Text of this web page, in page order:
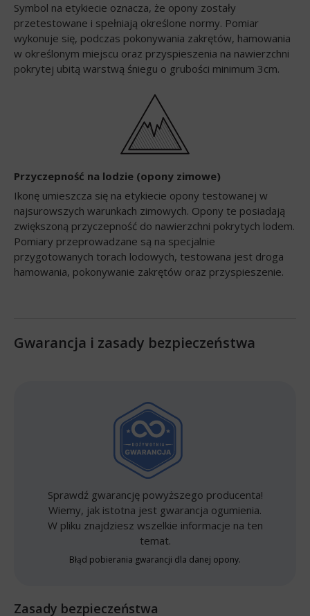
Symbol na etykiecie oznacza, że opony zostały
przetestowane i spełniają określone normy. Pomiar
wykonuje się, podczas pokonywania zakrętów, hamowania
w określonym miejscu oraz przyspieszenia na nawierzchni
pokrytej ubitą warstwą śniegu o grubości minimum 3cm.
Przyczepność na lodzie (opony zimowe)
Ikonę umieszcza się na etykiecie opony testowanej w
najsurowszych warunkach zimowych. Opony te posiadają
zwiększoną przyczepność do nawierzchni pokrytych lodem.
Pomiary przeprowadzane są na specjalnie
przygotowanych torach lodowych, testowana jest droga
hamowania, pokonywanie zakrętów oraz przyspieszenie.
Gwarancja i zasady bezpieczeństwa
Sprawdź gwarancję powyższego producenta!
Wiemy, jak istotna jest gwarancja ogumienia.
W pliku znajdziesz wszelkie informacje na ten
temat.
Błąd pobierania gwarancji dla danej opony.
Zasady bezpieczeństwa